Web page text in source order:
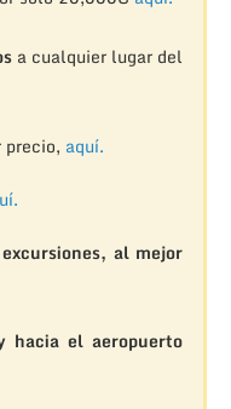
a cualquier lugar del
aquí.
al mejor
hacia el aeropuerto